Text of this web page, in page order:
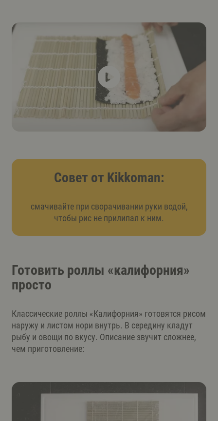
Совет от Kikkoman:
смачивайте при сворачивании руки водой,
чтобы рис не прилипал к ним.
Готовить роллы «калифорния»
просто
Классические роллы «Калифорния» готовятся рисом
наружу и листом нори внутрь. В середину кладут
рыбу и овощи по вкусу. Описание звучит сложнее,
чем приготовление: